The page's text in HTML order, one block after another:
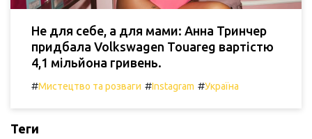
Не для себе, а для мами: Анна Тринчер
придбала Volkswagen Touareg вартістю
4,1 мільйона гривень.
#Мистецтво та розваги #Instagram #Україна
Теги